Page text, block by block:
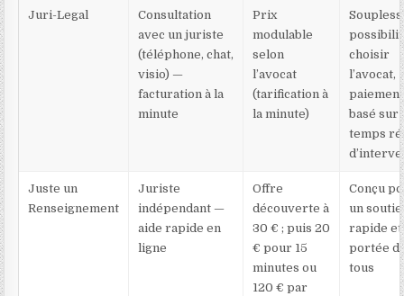
Juri-Legal
Consultation
avec un juriste
(téléphone, chat,
visio) —
facturation à la
minute
Prix
modulable
selon
l’avocat
(tarification à
la minute)
choisir
l’avocat,
paiement
basé sur
temps
Juste un
Renseignement
Juriste
indépendant —
aide rapide en
ligne
Offre
découverte à
30 € ; puis 20
€ pour 15
minutes ou
120 € par
Conçu
un
rapide et
portée
tous